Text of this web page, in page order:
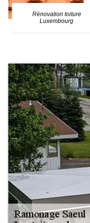
Rénovation toiture
Luxembourg